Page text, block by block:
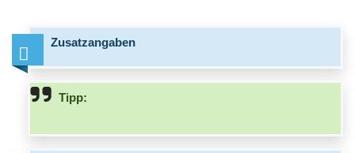
Zusatzangaben
Tipp: